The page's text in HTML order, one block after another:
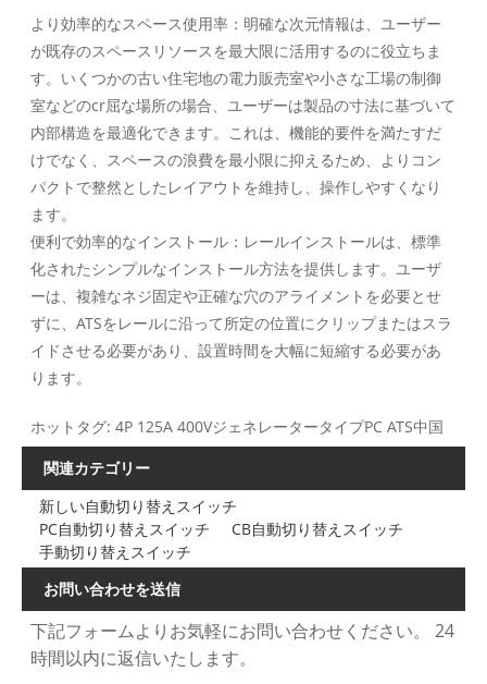
より効率的なスペース使用率：明確な次元情報は、ユーザー
が既存のスペースリソースを最大限に活用するのに役立ちま
す。いくつかの古い住宅地の電力販売室や小さな工場の制御
室などのcr屈な場所の場合、ユーザーは製品の寸法に基づいて
内部構造を最適化できます。これは、機能的要件を満たすだ
けでなく、スペースの浪費を最小限に抑えるため、よりコン
パクトで整然としたレイアウトを維持し、操作しやすくなり
ます。
便利で効率的なインストール：レールインストールは、標準
化されたシンプルなインストール方法を提供します。ユーザ
ーは、複雑なネジ固定や正確な穴のアライメントを必要とせ
ずに、ATSをレールに沿って所定の位置にクリップまたはスラ
イドさせる必要があり、設置時間を大幅に短縮する必要があ
ります。
ホットタグ: 4P 125A 400VジェネレータータイプPC ATS中国
関連カテゴリー
新しい自動切り替えスイッチ
PC自動切り替えスイッチ
CB自動切り替えスイッチ
手動切り替えスイッチ
お問い合わせを送信
下記フォームよりお気軽にお問い合わせください。 24
時間以内に返信いたします。